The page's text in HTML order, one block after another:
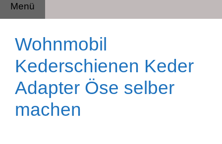
Menü
Wohnmobil
Kederschienen Keder
Adapter Öse selber
machen